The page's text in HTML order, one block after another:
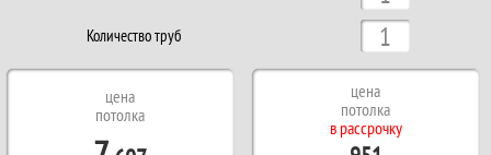
Количество труб
цена
потолка
цена
потолка
в рассрочку